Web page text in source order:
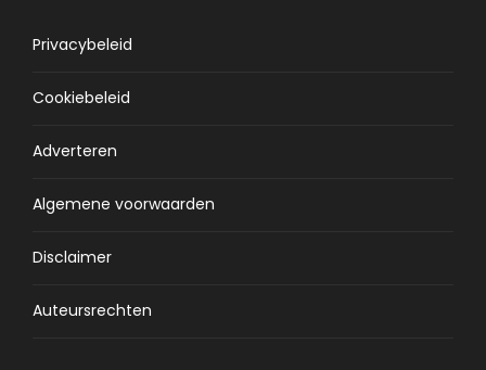
Privacybeleid
Cookiebeleid
Adverteren
Algemene voorwaarden
Disclaimer
Auteursrechten